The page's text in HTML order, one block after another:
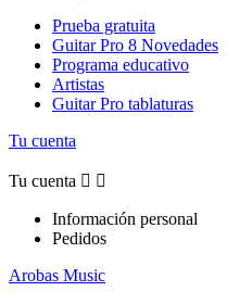
Prueba gratuita
Guitar Pro 8 Novedades
Programa educativo
Artistas
Guitar Pro tablaturas
Tu cuenta
Tu cuenta  
Información personal
Pedidos
Arobas Music